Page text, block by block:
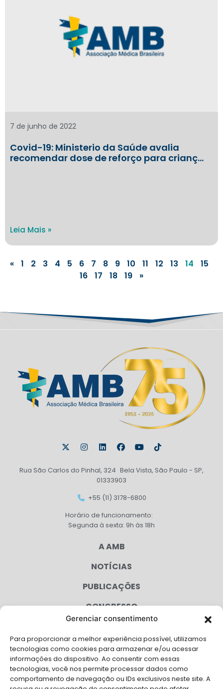
Gerenciar consentimento
Para proporcionar a melhor experiência possível, utilizamos
tecnologias como cookies para armazenar e/ou acessar
informações do dispositivo. Ao consentir com essas
tecnologias, você nos permite processar dados como
comportamento de navegação ou IDs exclusivos neste site. A
Covid-19: Ministerio da Saúde avalia
recomendar dose de reforço para crianç…
7 de junho de 2022
Leia Mais »
« 1 2 3 4 5 6 7 8 9 10 11 12 13 14
15
16
17 18 19 »
Rua São Carlos do Pinhal, 324 Bela Vista, São Paulo - SP,
01333903
+55 (11) 3178-6800
Horário de funcionamento:
Segunda à sexta: 9h às 18h
A AMB
NOTÍCIAS
PUBLICAÇÕES
CONGRESSO
CAMPANHAS
SERVIÇOS